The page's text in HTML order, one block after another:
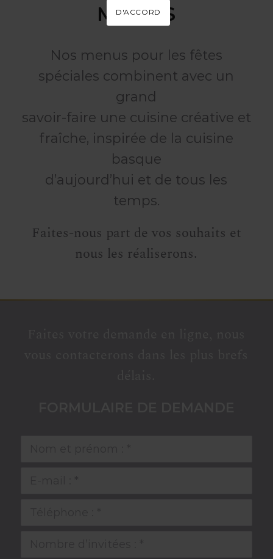
MENUS
Nos menus pour les fêtes
spéciales combinent avec un
grand
savoir-faire une cuisine créative et
fraîche, inspirée de la cuisine
basque
d’aujourd’hui et de tous les
temps.
Faites-nous part de vos souhaits et
nous les réaliserons.
D'ACCORD